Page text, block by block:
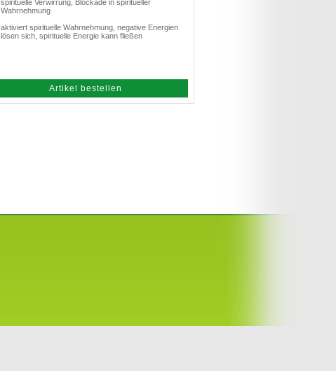
spirituelle Verwirrung, Blockade in spiritueller
Wahrnehmung
aktiviert spirituelle Wahrnehmung, negative Energien
lösen sich, spirituelle Energie kann fließen
Artikel bestellen